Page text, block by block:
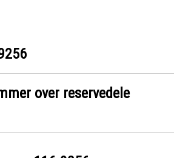
over reservedele